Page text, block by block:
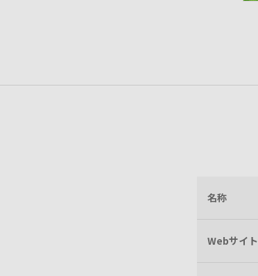
名称
Webサイト